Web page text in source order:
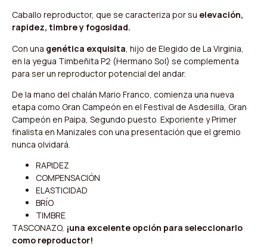
Caballo reproductor, que se caracteriza por su elevación,
rapidez, timbre y fogosidad.
Con una genética exquisita , hijo de Elegido de La Virginia,
en la yegua Timbeñita P2 (Hermano Sol) se complementa
para ser un reproductor potencial del andar.
De la mano del chalán Mario Franco, comienza una nueva
etapa como Gran Campeón en el Festival de Asdesilla, Gran
Campeón en Paipa, Segundo puesto Exporiente y Primer
finalista en Manizales con una presentación que el gremio
nunca olvidará.
RAPIDEZ
COMPENSACIÓN
ELASTICIDAD
BRÍO
TIMBRE
​TASCONAZO, ¡una excelente opción para seleccionarlo
como reproductor!